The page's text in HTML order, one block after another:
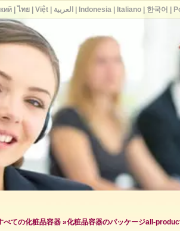
べての化粧品容器 »化粧品容器のパッケージall-
| ไทย| Việt| العربية Indonesia| Italiano| 한국어